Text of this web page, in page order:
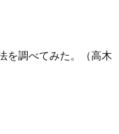
を調べてみた。（高木